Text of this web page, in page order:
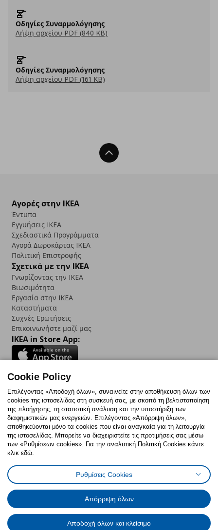
Οδηγίες Συναρμολόγησης
Λήψη αρχείου PDF (840 KB)
Οδηγίες Συναρμολόγησης
Λήψη αρχείου PDF (161 KB)
Back To Top
Αγορές στην IKEA
Έντυπα
Εγγυήσεις IKEA
Σχεδιαστικά Προγράμματα
Αγορά Δωρoκάρτας IKEA
Πολιτική Επιστροφής
Σχετικά με την IKEA
Γνωρίζοντας την IKEA
Βιωσιμότητα
Εργασία στην IKEA
Καταστήματα
Συχνές Ερωτήσεις
Επικοινωνήστε μαζί μας
IKEA in Store App:
Follow us:
FacebookInstagram
TikTokYoutubePinterestTwitter
Πολιτική CookiesΔήλωση ψηφιακής προσβασιμότητας
Ρυθμίσεις cookiesΌροι Χρήσης
Γενική Πολιτική Προσωπικών Δεδομένων
Πολιτική Προσωπικών Δεδομένων για ΙΚΕΑ.gr
Κώδικας Καταναλωτικής Δεοντολογίας
Cookie Policy
Επιλέγοντας «Αποδοχή όλων», συναινείτε στην αποθήκευση όλων των
cookies της ιστοσελίδας στη συσκευή σας, με σκοπό τη βελτιστοποίηση
της πλοήγησης, τη στατιστική ανάλυση και την υποστήριξη των
διαφημιστικών μας ενεργειών. Επιλέγοντας «Απόρριψη όλων»,
αποθηκεύονται μόνο τα cookies που είναι αναγκαία για τη λειτουργία
της ιστοσελίδας. Μπορείτε να διαχειριστείτε τις προτιμήσεις σας μέσω
των «Ρυθμίσεων cookies». Για την αναλυτική Πολιτική Cookies κάντε
κλικ εδώ.
Ρυθμίσεις Cookies
Απόρριψη όλων
Αποδοχή όλων και κλείσιμο